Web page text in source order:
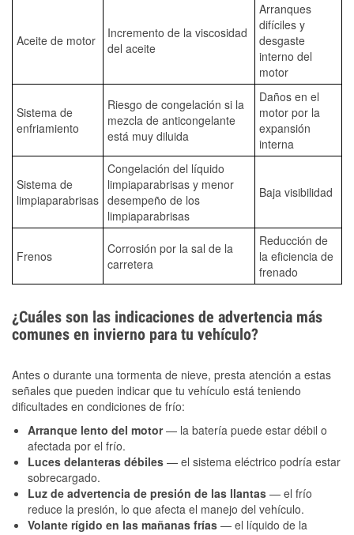
Aceite de motor
Incremento de la viscosidad
del aceite
Arranques
difíciles y
desgaste
interno del
motor
Sistema de
enfriamiento
Riesgo de congelación si la
mezcla de anticongelante
está muy diluida
Daños en el
motor por la
expansión
interna
Sistema de
limpiaparabrisas
Congelación del líquido
limpiaparabrisas y menor
desempeño de los
limpiaparabrisas
Baja visibilidad
Frenos
Corrosión por la sal de la
carretera
Reducción de
la eficiencia de
frenado
¿Cuáles son las indicaciones de advertencia más
comunes en invierno para tu vehículo?
Antes o durante una tormenta de nieve, presta atención a estas
señales que pueden indicar que tu vehículo está teniendo
dificultades en condiciones de frío:
Arranque lento del motor— la batería puede estar débil o
afectada por el frío.
Luces delanteras débiles — el sistema eléctrico podría estar
sobrecargado.
Luz de advertencia de presión de las llantas — el frío
reduce la presión, lo que afecta el manejo del vehículo.
Volante rígido en las mañanas frías — el líquido de la